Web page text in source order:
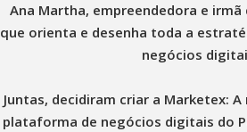
Ana Martha, empreendedora e irmã
que orienta e desenha toda a
negócios
Juntas, decidiram criar a Marketex:
plataforma de negócios digitais do